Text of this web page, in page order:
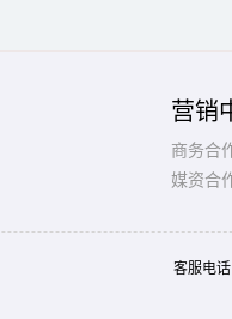
营销
商务合
媒资合
客服电